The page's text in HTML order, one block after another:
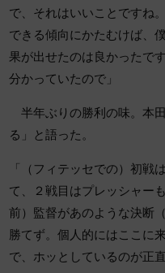
で、それはいいことですね
できる傾向にかたむけば、
果が出せたのは良かったで
分かっていたので」
半年ぶりの勝利の味。本
る」と語った。
「（フィテッセでの）初戦
て、２戦目はプレッシャー
前）監督があのような決断
勝てず。個人的にはここに
で、ホッとしているのが正